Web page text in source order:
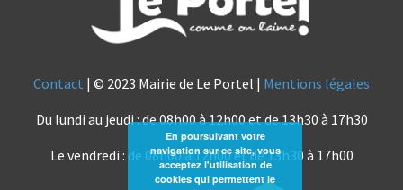
Contact | © 2023 Mairie de Le Portel | Mentions légales
Du lundi au jeudi : de 08h00 à 12h00 et de 13h30 à 17h30
Le vendredi : de 08h00 à 12h00 et de 13h30 à 17h00
En poursuivant votre
navigation sur ce site, vous
acceptez l'utilisation de
cookies qui permettent le